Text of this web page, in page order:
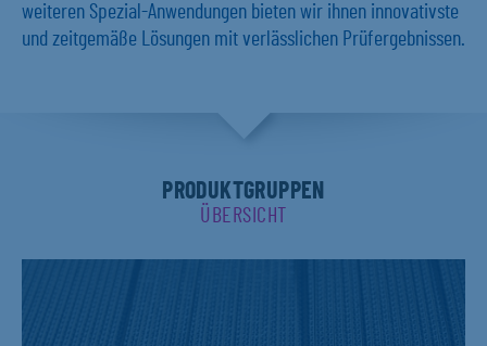
weiteren Spezial-Anwendungen bieten wir ihnen innovativste
und zeitgemäße Lösungen mit verlässlichen Prüfergebnissen.
PRODUKTGRUPPEN
ÜBERSICHT